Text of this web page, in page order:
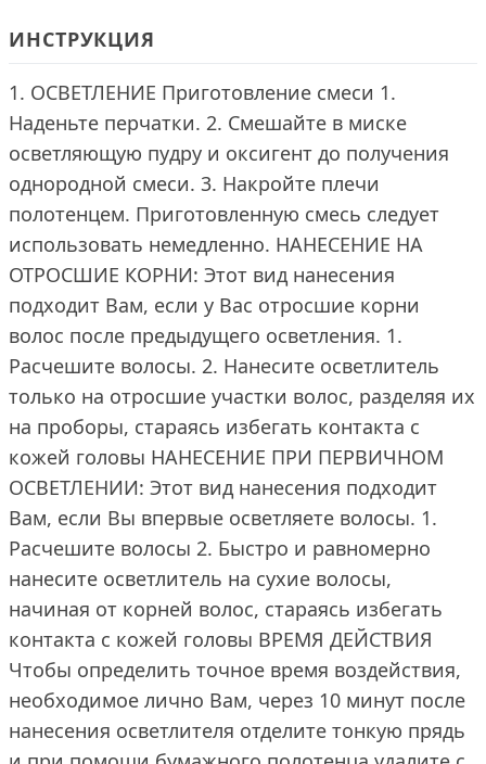
ИНСТРУКЦИЯ
1. ОСВЕТЛЕНИЕ Приготовление смеси 1.
Наденьте перчатки. 2. Смешайте в миске
осветляющую пудру и оксигент до получения
однородной смеси. 3. Накройте плечи
полотенцем. Приготовленную смесь следует
использовать немедленно. НАНЕСЕНИЕ НА
ОТРОСШИЕ КОРНИ: Этот вид нанесения
подходит Вам, если у Вас отросшие корни
волос после предыдущего осветления. 1.
Расчешите волосы. 2. Нанесите осветлитель
только на отросшие участки волос, разделяя их
на проборы, стараясь избегать контакта с
кожей головы НАНЕСЕНИЕ ПРИ ПЕРВИЧНОМ
ОСВЕТЛЕНИИ: Этот вид нанесения подходит
Вам, если Вы впервые осветляете волосы. 1.
Расчешите волосы 2. Быстро и равномерно
нанесите осветлитель на сухие волосы,
начиная от корней волос, стараясь избегать
контакта с кожей головы ВРЕМЯ ДЕЙСТВИЯ
Чтобы определить точное время воздействия,
необходимое лично Вам, через 10 минут после
нанесения осветлителя отделите тонкую прядь